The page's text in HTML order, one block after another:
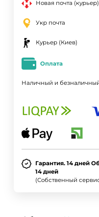
Новая почта (курьер)
Укр почта
Курьер (Киев)
Оплата
Наличный и
Гарантия. 14 дней
14 дней
(Собственный